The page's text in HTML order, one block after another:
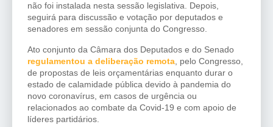
não foi instalada nesta sessão legislativa. Depois,
seguirá para discussão e votação por deputados e
senadores em sessão conjunta do Congresso.
Ato conjunto da Câmara dos Deputados e do Senado
regulamentou a deliberação remota , pelo Congresso,
de propostas de leis orçamentárias enquanto durar o
estado de calamidade pública devido à pandemia do
novo coronavírus, em casos de urgência ou
relacionados ao combate da Covid-19 e com apoio de
líderes partidários.